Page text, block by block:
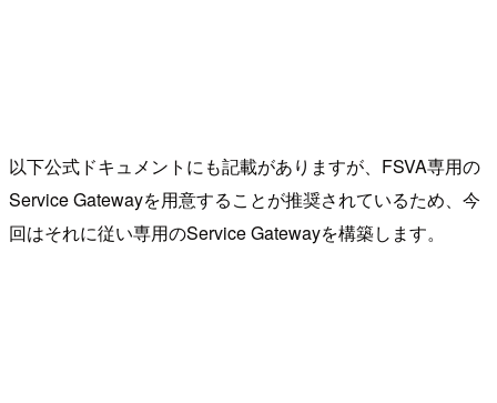
以下公式ドキュメントにも記載がありますが、FSVA専用の
Service Gatewayを用意することが推奨されているため、今
回はそれに従い専用のService Gatewayを構築します。